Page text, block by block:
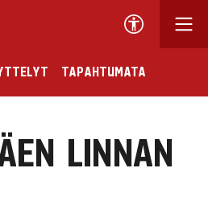
TAPAHTUMATA
LINNAN